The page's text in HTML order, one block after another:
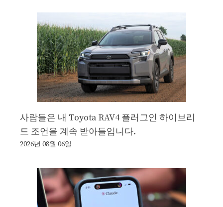
사람들은 내 Toyota RAV4 플러그인 하이브리
드 조언을 계속 받아들입니다.
2026년 08월 06일